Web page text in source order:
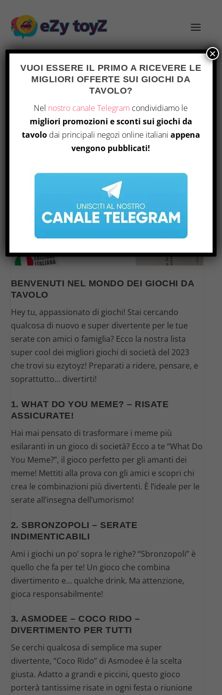
DIVERTENTI DEL 2023
Inserito da
Giochi da
tavolo
|
BENVENUTI NEL MONDO DEI GIOCHI DA
TAVOLO
Hey tu, appassionato di giochi! Stai cercando
qualcosa di nuovo e super divertente per le tue
serate con amici o famiglia? Ecco la nostra lista
super cool dei migliori giochi di società del 2023
che trovi su ezytoyz! Preparati a ridere, pensare, e
soprattutto… divertirti!
1. WHAT DO YOU MEME? – RISATE
ASSICURATE!
Hai mai pensato di trasformare i meme più
esilaranti in un gioco di società? Ecco a te “What Do
You Meme?”, il gioco perfetto per gli amanti dei
meme! Mettiti alla prova con gli amici e scopri chi
crea le combinazioni più divertenti. È l’ideale per le
serate all’insegna dell’umorismo!
2. SBRONZOPOLI – SERATE
INDIMENTICABILI
Ami i giochi un po’ sopra le righe? “Sbronzopoli” è
quello che fa per te! Un gioco che combina
divertimento e… qualche drink. Ma attenzione,
gioca responsabilmente!
3. ASMODEE – COCO RIDO –
DIVERTIMENTO PER TUTTI
Se cerchi qualcosa di semplice ma super
divertente, “Coco Rido” di Asmodee è la scelta
giusta. Adatto a grandi e piccini, questo gioco
porterà tantissime risate in ogni festa o riunione
VUOI ESSERE IL PRIMO A RICEVERE LE
MIGLIORI OFFERTE SUI GIOCHI DA
TAVOLO?
Nel nostro canale Telegram condividiamo le
migliori promozioni e sconti sui giochi da
tavolo dai principali negozi online italiani appena
vengono pubblicati!
×